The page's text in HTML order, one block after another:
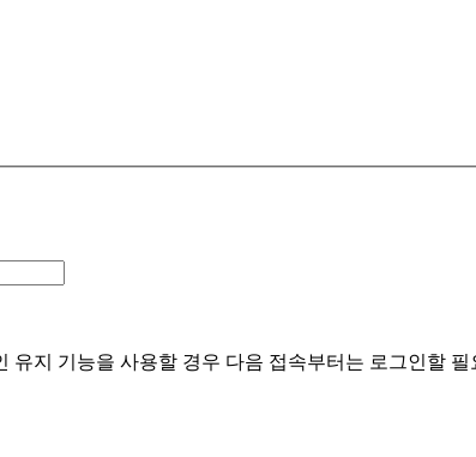
지 기능을 사용할 경우 다음 접속부터는 로그인할